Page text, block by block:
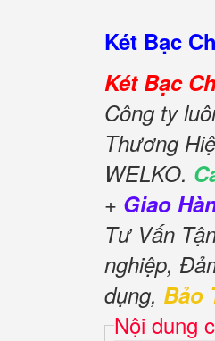
Két Bạc
Két Bạc
Công ty
Thương
WELKO.
+ Giao
Tư Vấn
nghiệp,
dụng, Bảo
Nội dung